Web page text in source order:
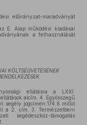
előirányzat-maradványát
E. Alap működési kiadásai
a felhasználását
KÖLTSÉGVETÉSÉNEK
ellátásra a LXXI.
alcím, 4. Egyösszegű
segély jogcímen 174,6 millió
a 2. cím, 3. Természetbeni
támogatás